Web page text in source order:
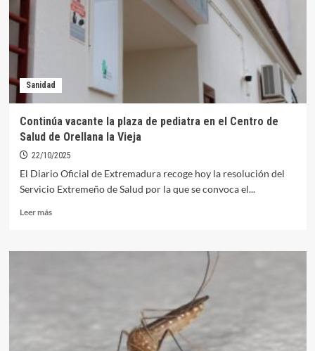
Salud
este
Sanidad
Continúa vacante la plaza de pediatra en el Centro de
Salud de Orellana la Vieja
22/10/2025
El Diario Oficial de Extremadura recoge hoy la resolución del
Servicio Extremeño de Salud por la que se convoca el...
Leer másLeer
Continúa